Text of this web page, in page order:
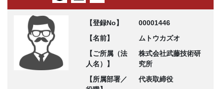
【登録No】
00001446
【名前】
ムトウカズオ
【ご所属（法
人名）】
株式会社武藤技術研
究所
【所属部署／
代表取締役